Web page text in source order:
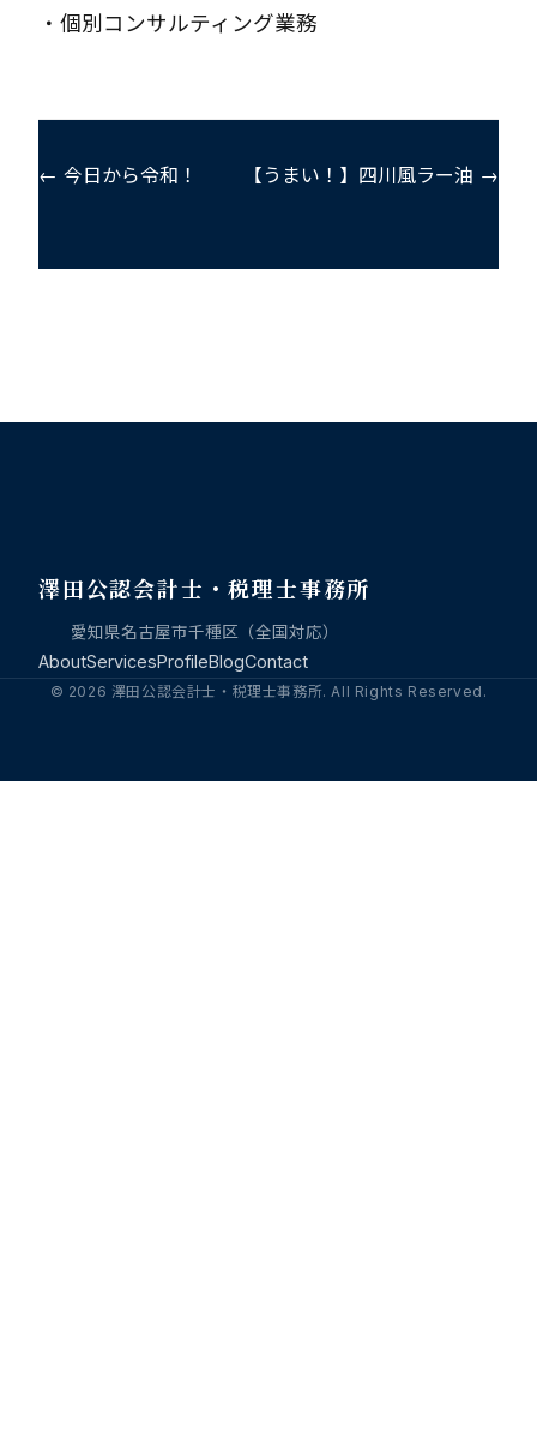
・ 個別コンサルティング業務
← 今日から令和！ 【うまい！】四川風ラー油 →
澤田公認会計士・税理士事務所
愛知県名古屋市千種区（全国対応）
AboutServicesProfileBlogContact
© 2026 澤田公認会計士・税理士事務所. All Rights Reserved.